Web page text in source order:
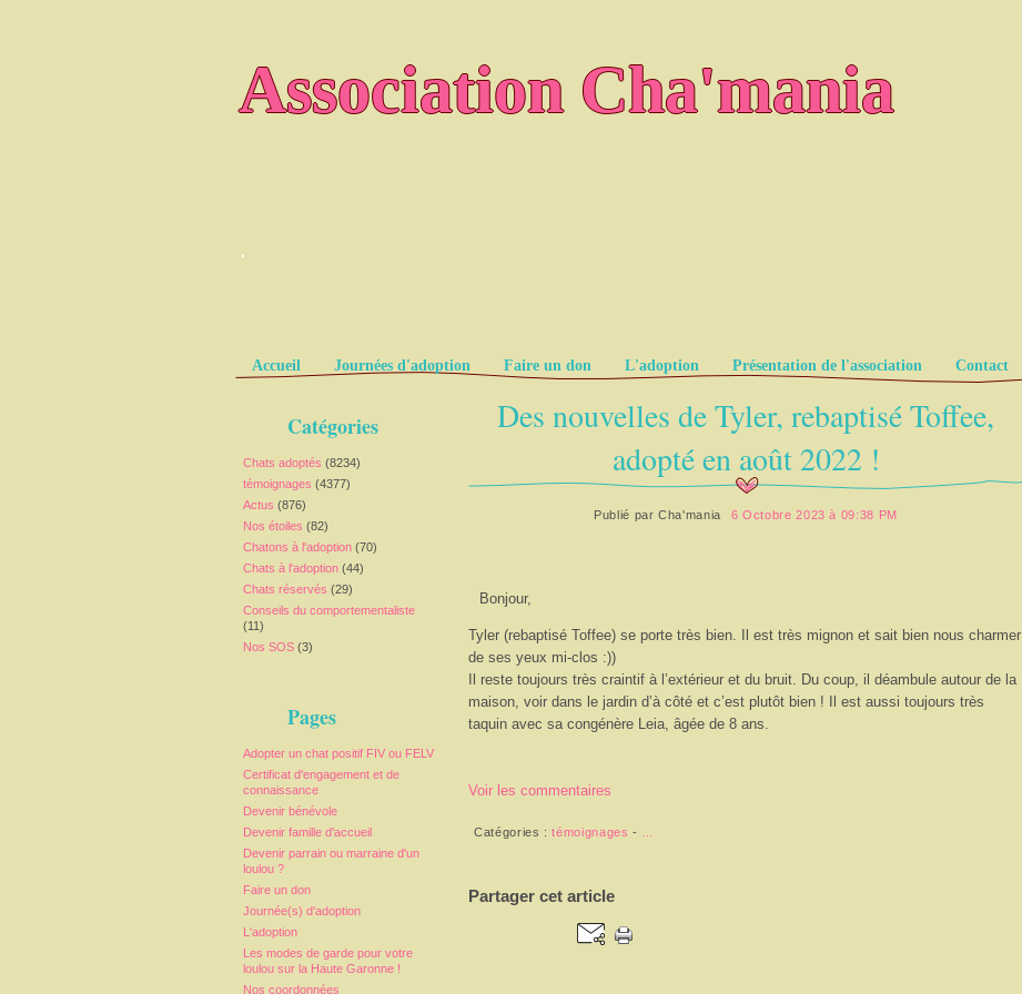
Association Cha'mania
.
Pages
Accueil Journées d'adoption Faire un don L'adoption Présentation de l'association Contact
Catégories
Chats adoptés (8234)
témoignages (4377)
Actus (876)
Nos étoiles (82)
Chatons à l'adoption (70)
Chats à l'adoption (44)
Chats réservés (29)
Conseils du comportementaliste
(11)
Nos SOS (3)
Pages
Adopter un chat positif FIV ou FELV
Certificat d'engagement et de
connaissance
Devenir bénévole
Devenir famille d'accueil
Devenir parrain ou marraine d'un
loulou ?
Faire un don
Journée(s) d'adoption
L'adoption
Les modes de garde pour votre
loulou sur la Haute Garonne !
Nos coordonnées
Des nouvelles de Tyler, rebaptisé Toffee,
adopté en août 2022 !
Publié parCha'mania 6 Octobre 2023 à 09:38 PM
Bonjour,
Tyler (rebaptisé Toffee) se porte très bien. Il est très mignon et sait bien nous charmer
de ses yeux mi-clos :))
Il reste toujours très craintif à l’extérieur et du bruit. Du coup, il déambule autour de la
maison, voir dans le jardin d’à côté et c’est plutôt bien ! Il est aussi toujours très
taquin avec sa congénère Leia, âgée de 8 ans.
Voir les commentaires
Catégories :témoignages -
Partager cet article